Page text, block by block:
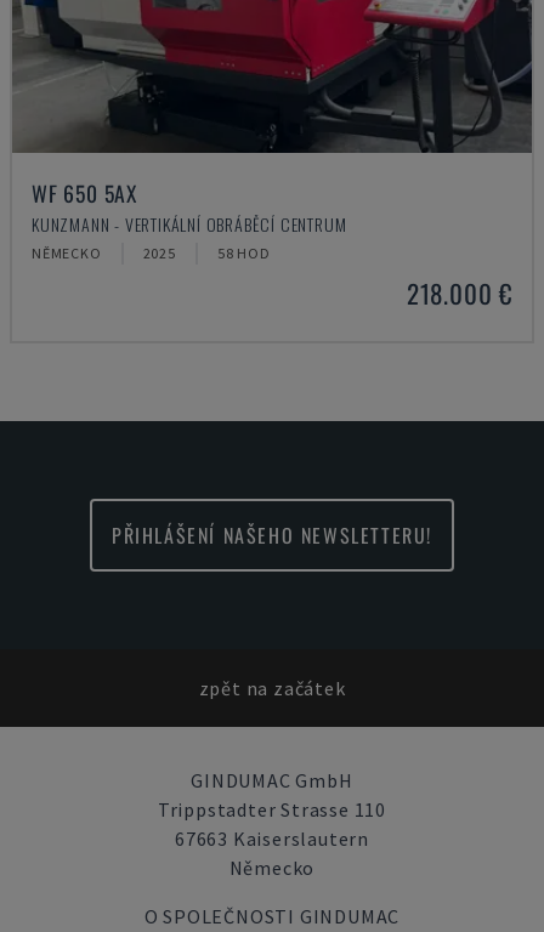
WF 650 5AX
KUNZMANN - VERTIKÁLNÍ OBRÁBĚCÍ CENTRUM
NĚMECKO 2025 58 HOD
218.000 €
PŘIHLÁŠENÍ NAŠEHO NEWSLETTERU!
zpět na začátek
GINDUMAC GmbH
Trippstadter Strasse 110
67663 Kaiserslautern
Německo
O SPOLEČNOSTI GINDUMAC